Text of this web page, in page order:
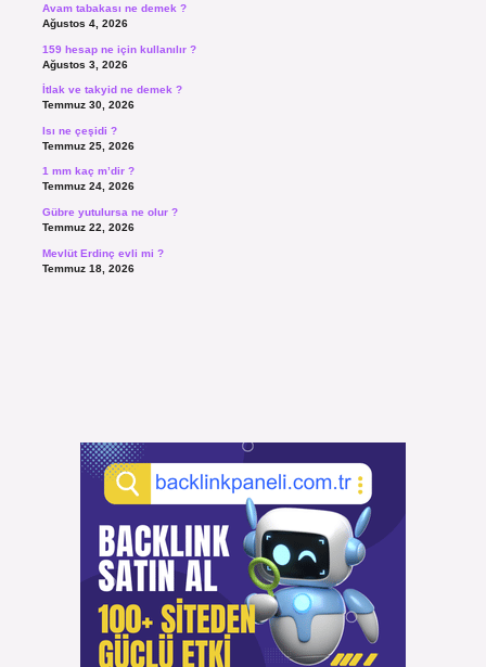
Avam tabakası ne demek ?
Ağustos 4, 2026
159 hesap ne için kullanılır ?
Ağustos 3, 2026
İtlak ve takyid ne demek ?
Temmuz 30, 2026
Isı ne çeşidi ?
Temmuz 25, 2026
1 mm kaç m’dir ?
Temmuz 24, 2026
Gübre yutulursa ne olur ?
Temmuz 22, 2026
Mevlüt Erdinç evli mi ?
Temmuz 18, 2026